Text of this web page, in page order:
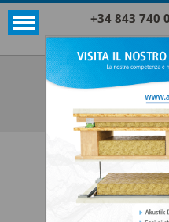
+34 843 740
SUPPORTI
SUPPORTI
VEDI TUTTO